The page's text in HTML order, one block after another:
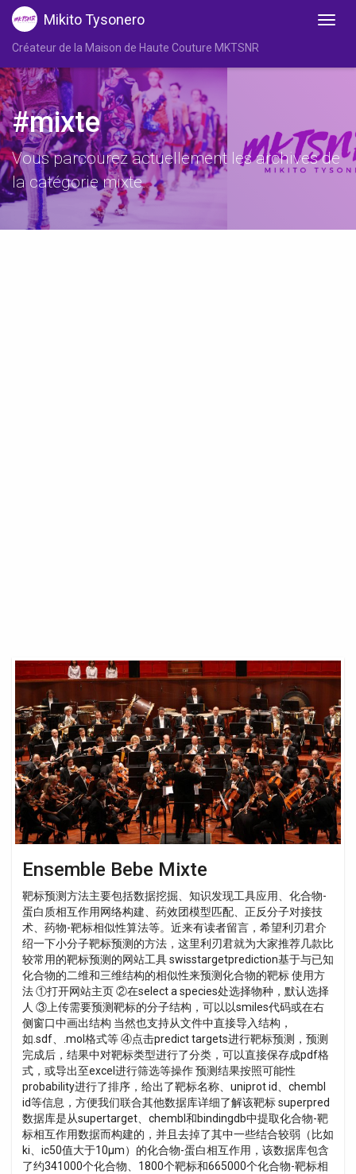
Mikito Tysonero
Créateur de la Maison de Haute Couture MKTSNR
#mixte
Vous parcourez actuellement les archives de
la catégorie mixte.
Ensemble Bebe Mixte
靶标预测方法主要包括数据挖掘、知识发现工具应用、化合物-
蛋白质相互作用网络构建、药效团模型匹配、正反分子对接技
术、药物-靶标相似性算法等。近来有读者留言，希望利刃君介
绍一下小分子靶标预测的方法，这里利刃君就为大家推荐几款比
较常用的靶标预测的网站工具 swisstargetprediction基于与已知
化合物的二维和三维结构的相似性来预测化合物的靶标 使用方
法 ①打开网站主页 ②在select a species处选择物种，默认选择
人 ③上传需要预测靶标的分子结构，可以以smiles代码或在右
侧窗口中画出结构 当然也支持从文件中直接导入结构，
如.sdf、.mol格式等 ④点击predict targets进行靶标预测，预测
完成后，结果中对靶标类型进行了分类，可以直接保存成pdf格
式，或导出至excel进行筛选等操作 预测结果按照可能性
probability进行了排序，给出了靶标名称、uniprot id、chembl
id等信息，方便我们联合其他数据库详细了解该靶标 superpred
数据库是从supertarget、chembl和bindingdb中提取化合物-靶
标相互作用数据而构建的，并且去掉了其中一些结合较弱（比如
ki、ic50值大于10μm）的化合物-蛋白相互作用，该数据库包含
了约341000个化合物、1800个靶标和665000个化合物-靶标相
Ensemble
Bebe